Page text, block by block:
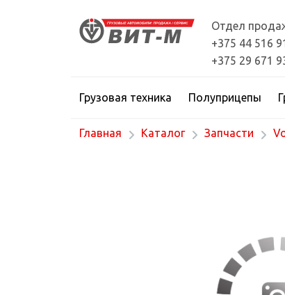
Отдел
+375 44 516
+375 29 671
Грузовая техника Полуприцепы
Главная Каталог Запчасти